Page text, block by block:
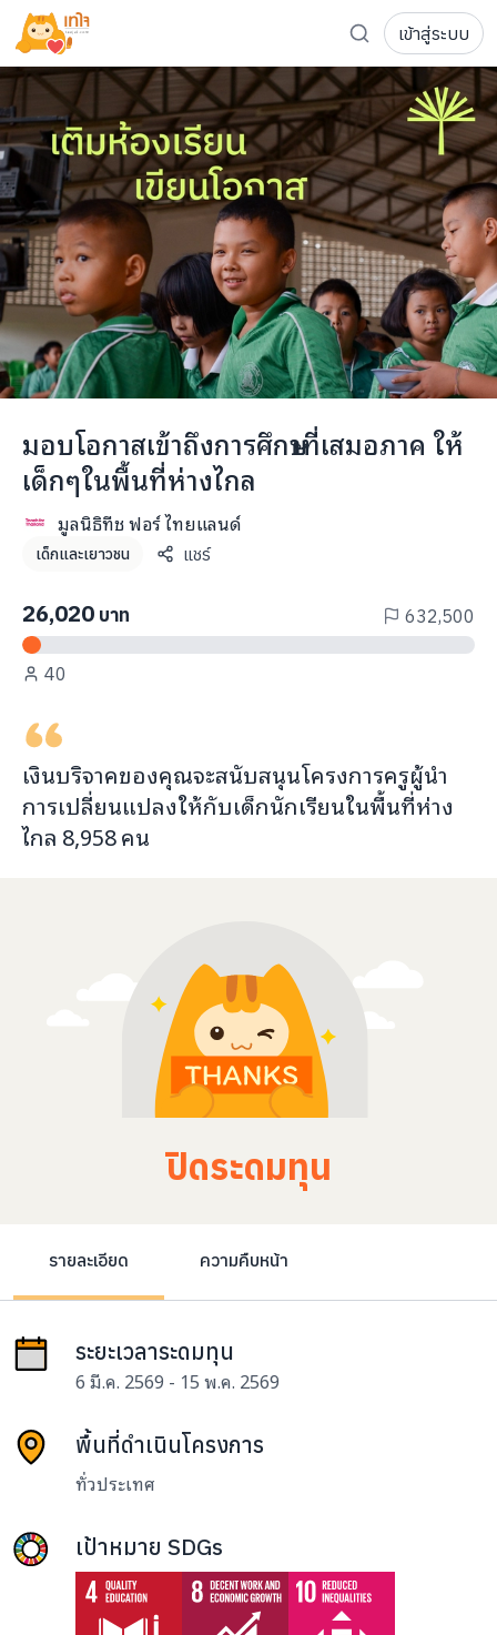
รู้จักเทใจ
โครงการ
เพจระดมทุน
เกี่ยวกับเรา
ความเคลื่อนไหว
ผู้บริจาค
การลดหย่อนภาษี
แฟนคลับศิลปิน
FAQ ผู้บริจาค
เจ้าของโครงการ
ส่งโครงการ
FAQ เจ้าของโครงการ
ติดต่อเรา
098-615-5885
ภาษา: ไทย ENG
เข้าสู่ระบบ
มอบโอกาสเข้าถึงการศึกษาที่เสมอภาค ให้
เด็กๆในพื้นที่ห่างไกล
มูลนิธิทีช ฟอร์ ไทยแลนด์
เด็กและเยาวชน แชร์
26,020 บาท 632,500
40
เงินบริจาคของคุณจะสนับสนุนโครงการครูผู้นำ
การเปลี่ยนแปลงให้กับเด็กนักเรียนในพื้นที่ห่าง
ไกล 8,958คน
ปิดระดมทุน
รายละเอียด ความคืบหน้า
ระยะเวลาระดมทุน
6 มี.ค. 2569 - 15 พ.ค. 2569
พื้นที่ดำเนินโครงการ
ทั่วประเทศ
เป้าหมาย SDGs